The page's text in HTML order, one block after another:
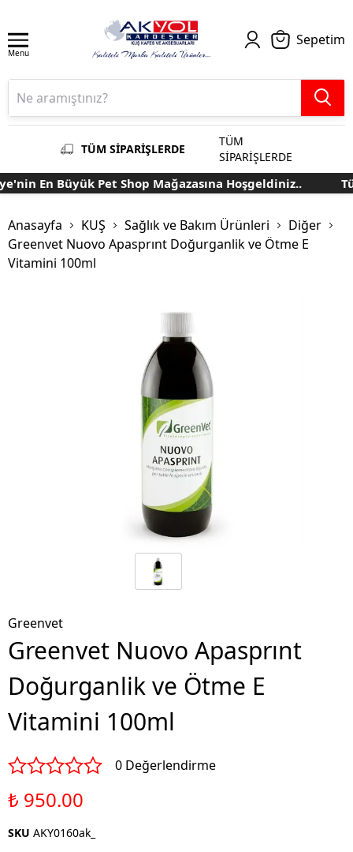
Menu
Sepetim
TÜM SİPARİŞLERDE
TÜM
SİPARİŞLERDE
En Büyük Pet Shop Mağazasına Hoşgeldiniz..
Anasayfa KUŞ Sağlık ve Bakım Ürünleri
Diğer
Greenvet Nuovo Apasprınt Doğurganlik ve Ötme E
Vitamini 100ml
Greenvet
Greenvet Nuovo Apasprınt
Doğurganlik ve Ötme E
Vitamini 100ml
0 Değerlendirme
₺ 950.00
SKU AKY0160ak_